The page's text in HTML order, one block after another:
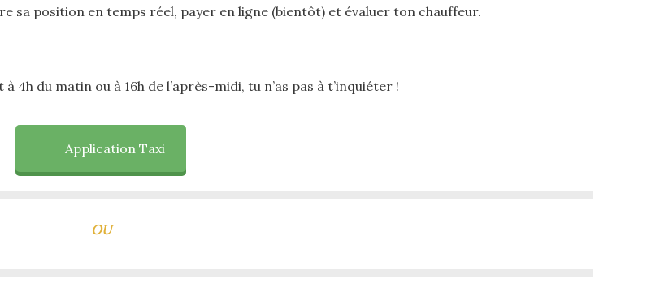
sa position en temps réel, payer en ligne (bientôt) et évaluer ton chauffeur.
4h du matin ou à 16h de l’après-midi, tu n’as pas à t’inquiéter !
Application Taxi
OU